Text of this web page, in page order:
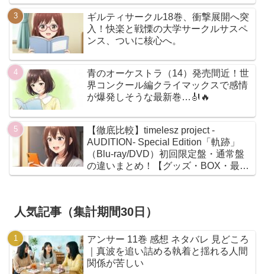
ギルティサークル18巻、衝撃展開へ突
入！快楽と戦慄の大学サークルサスペ
ンス、ついに核心へ。
青のオーケストラ（14）発売間近！世
界コンクール編クライマックスで感情
が爆発しそうな最新巻…🎻🔥
【徹底比較】timelesz project -
AUDITION- Special Edition「軌跡」
（Blu-ray/DVD）初回限定盤・通常盤
の違いまとめ！【グッズ・BOX・最安
値】
人気記事（集計期間30日）
アンサー 11巻 感想 ネタバレ 見どころ
｜真波を追い詰める執着と揺れる人間
関係が苦しい